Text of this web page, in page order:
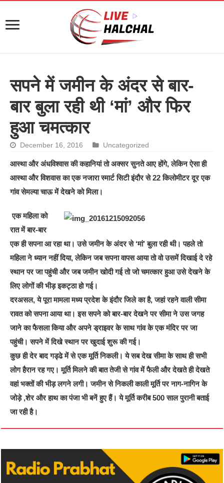
सपने में जमीन के अंदर से बार-
बार बुला रही थी ‘मां’ और फिर
हुआ चमत्कार
December 16, 2016 Uncategorized
आस्था और अंधविश्वास की कहानियां तो अक्सर सुनते आए होंगे, लेकिन ऐसा ही
आस्था और विशवास का एक नजारा स्मार्ट सिटी इंदौर से 22 किलोमीटर दूर एक
गांव सेमल्या चाऊ में देखने को मिला।
एक महिला को
रात में बार-बार
एक ही सपना आ रहा था। उसे जमीन के अंदर से ‘मां’ बुला रही थी। पहले तो
महिला ने ध्यान नहीं दिया, लेकिन जब सपना वापस आया तो वो उसमें दिखाई दे रहे
स्थान पर जा पहुंची और जब जमीन खोदी गई तो जो चमत्कार हुआ उसे देखने के
लिए लोगों की भीड़ इकट्ठा हो गई।
दरअसल, ये पूरा मामला मध्य प्रदेश के इंदौर जिले का है, जहां रहने वाली सीमा
रावत को सपना आया था। इस सपने को बार-बार देखने पर सीमा ने उस जगह
जाने का फैसला किया और अपने ड्राइवर के साथ गांव के एक मंदिर पर जा
पहुंची। सपने में दिखे स्थान पर खुदाई शुरू की गई।
कुछ ही देर बाद गड्ढे में से एक मूर्ति निकली। ये सब देख सीमा के साथ ही सभी
लोग हैरान रह गए। मूर्ति मिलने की बात तेजी से गांव में फैली और देखते ही देखते
वहां भक्तों की भीड़ लगने लगी। जमीन से निकली काली मूर्ति पर नाग-नागिन के
जोड़े ,शेर और हाथ का पंजा भी बनें हुए हैं। ये मूर्ति करीब 500 साल पुरानी बताई
जा रही है।